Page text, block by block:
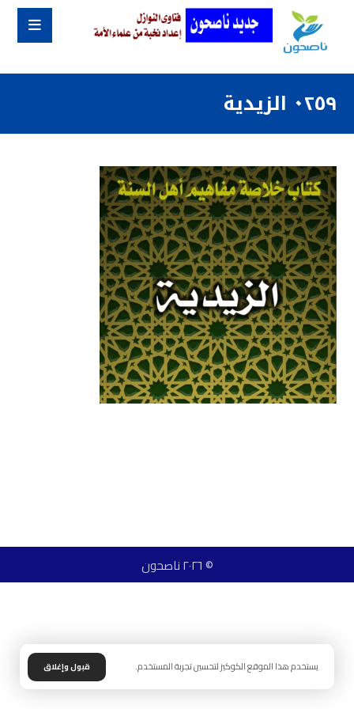
٠٢٥٩ الزيدية
© ٢٠٢٦ ناصحون
يستخدم هذا الموقع الكوكيز لتحسين تجربة المستخدم. قبول وإغلاق